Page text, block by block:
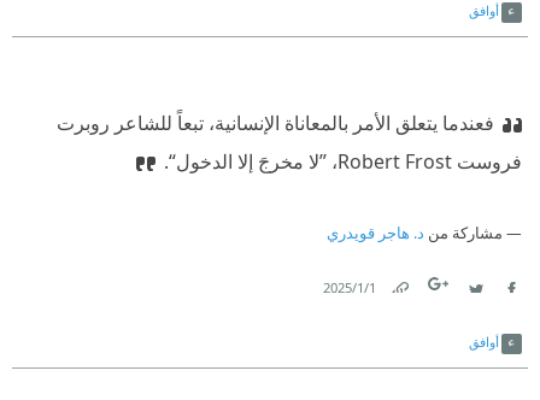
أوافق
فعندما يتعلق الأمر بالمعاناة الإنسانية، تبعاً للشاعر روبرت
فروست Robert Frost، ”لا مخرجَ إلا الدخول“.
مشاركة من د. هاجر قويدري
1‏/1‏/2025
أوافق